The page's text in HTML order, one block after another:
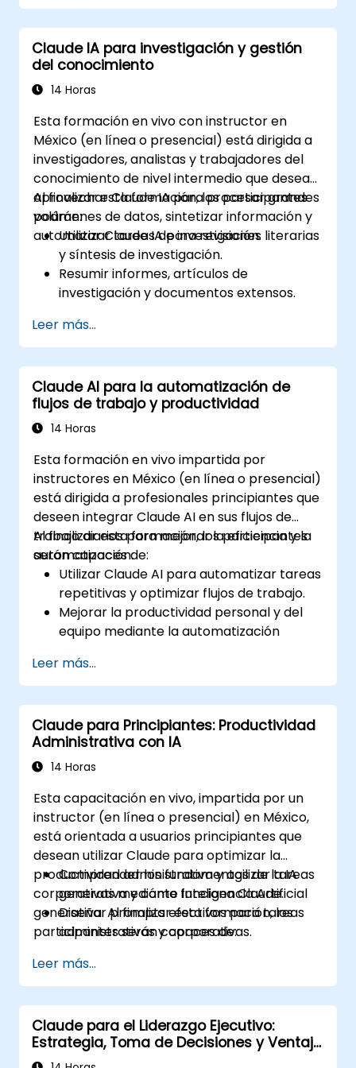
Claude IA para investigación y gestión
del conocimiento
14 Horas
Esta formación en vivo con instructor en
México (en línea o presencial) está dirigida a
investigadores, analistas y trabajadores del
conocimiento de nivel intermedio que desean
aprovechar Claude IA para procesar grandes
volúmenes de datos, sintetizar información y
automatizar tareas de investigación.
Al finalizar esta formación, los participantes
podrán:
Utilizar Claude IA para revisiones literarias
y síntesis de investigación.
Resumir informes, artículos de
investigación y documentos extensos.
de datos estructurados y no
estructurados.
Integrar Claude IA en flujos de trabajo de
investigación y gestión del conocimiento.
Leer más...
Claude AI para la automatización de
flujos de trabajo y productividad
14 Horas
Esta formación en vivo impartida por
instructores en México (en línea o presencial)
está dirigida a profesionales principiantes que
deseen integrar Claude AI en sus flujos de
trabajo diarios para mejorar la eficiencia y la
automatización.
Al finalizar esta formación, los participantes
serán capaces de:
Utilizar Claude AI para automatizar tareas
repetitivas y optimizar flujos de trabajo.
Mejorar la productividad personal y del
equipo mediante la automatización
Integrar Claude AI con las herramientas y
plataformas empresariales existentes.
Optimizar la toma de decisiones y la
gestión de tareas basadas en IA.
Leer más...
Claude para Principiantes: Productividad
Administrativa con IA
14 Horas
Esta capacitación en vivo, impartida por un
instructor (en línea o presencial) en México,
está orientada a usuarios principiantes que
desean utilizar Claude para optimizar la
productividad administrativa y agilizar tareas
corporativas mediante Inteligencia Artificial
generativa. Al finalizar esta formación, los
participantes serán capaces de:
Comprender los fundamentos de la IA
generativa y cómo funciona Claude.
Diseñar prompts efectivos para tareas
administrativas y corporativas.
y reportes con ayuda de IA.
Organizar tareas y optimizar actividades
diarias.
Utilizar Claude como apoyo para análisis
básico de información y hojas de cálculo.
Leer más...
Claude para el Liderazgo Ejecutivo:
Estrategia, Toma de Decisiones y Ventaja
Competitiva